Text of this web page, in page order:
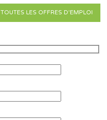
TOUTES LES OFFRES D'EMPLOI